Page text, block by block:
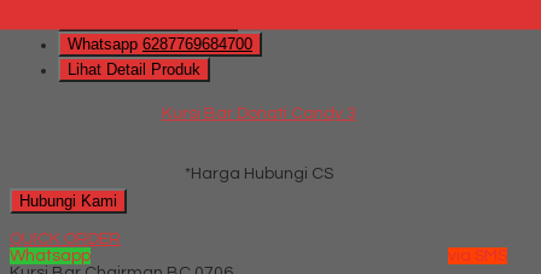
Whatsapp 6287769684700
Lihat Detail Produk
Kursi Bar Donati Candy 3
*Harga Hubungi CS
Hubungi Kami
QUICK ORDER
Whatsapp
via SMS